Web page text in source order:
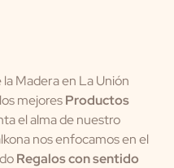
Madera en La Unión
mejoresProductos
el alma de nuestro
nos enfocamos en el
Regalos con sentido